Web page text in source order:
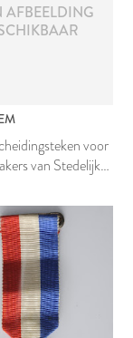
AFBEELDING
voor
van Stedelijk